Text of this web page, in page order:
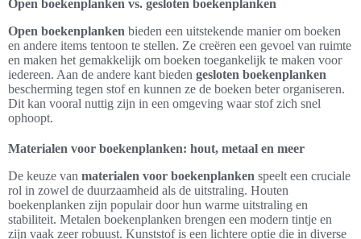
Open boekenplanken vs. gesloten boekenplanken
Open boekenplanken bieden een uitstekende manier om boeken
en andere items tentoon te stellen. Ze creëren een gevoel van ruimte
en maken het gemakkelijk om boeken toegankelijk te maken voor
iedereen. Aan de andere kant bieden gesloten boekenplanken
bescherming tegen stof en kunnen ze de boeken beter organiseren.
Dit kan vooral nuttig zijn in een omgeving waar stof zich snel
ophoopt.
Materialen voor boekenplanken: hout, metaal en meer
De keuze van materialen voor boekenplanken speelt een cruciale
rol in zowel de duurzaamheid als de uitstraling. Houten
boekenplanken zijn populair door hun warme uitstraling en
stabiliteit. Metalen boekenplanken brengen een modern tintje en
zijn vaak zeer robuust. Kunststof is een lichtere optie die in diverse